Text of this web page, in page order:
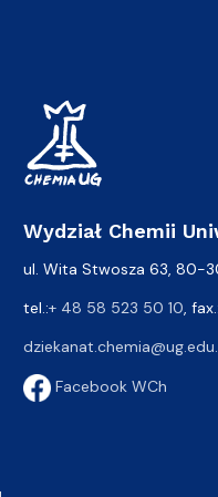
Wydział Chemii
ul. Wita Stwosza 63, 80-
tel.:+ 48 58 523 50 10 , fax.:
Facebook WCh